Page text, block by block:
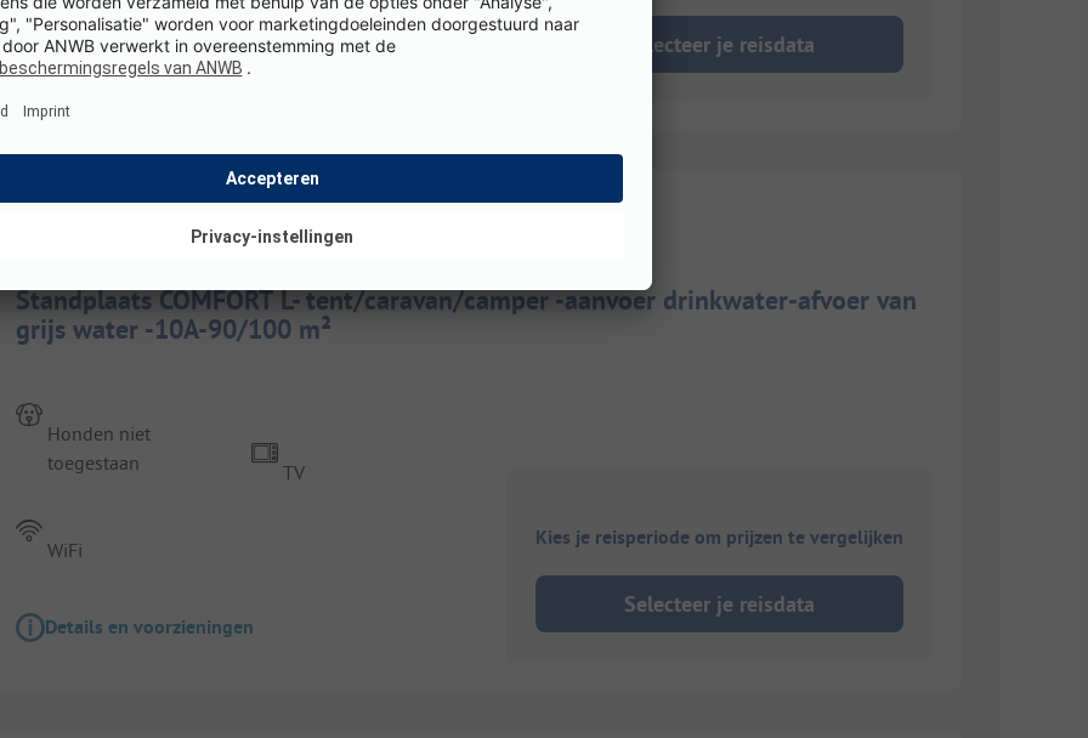
Details en voorzieningen
Selecteer je reisdata
Standplaats COMFORT L- tent/caravan/camper -aanvoer drinkwater-afvoer van
grijs water -10A-90/100 m²
Honden niet
toegestaan
WiFi
TV
Details en voorzieningen
Kies je reisperiode om prijzen te vergelijken
Selecteer je reisdata